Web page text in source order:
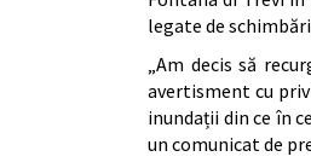
legate de
„Am decis să
avertisment cu
inundații din ce în
un comunicat de